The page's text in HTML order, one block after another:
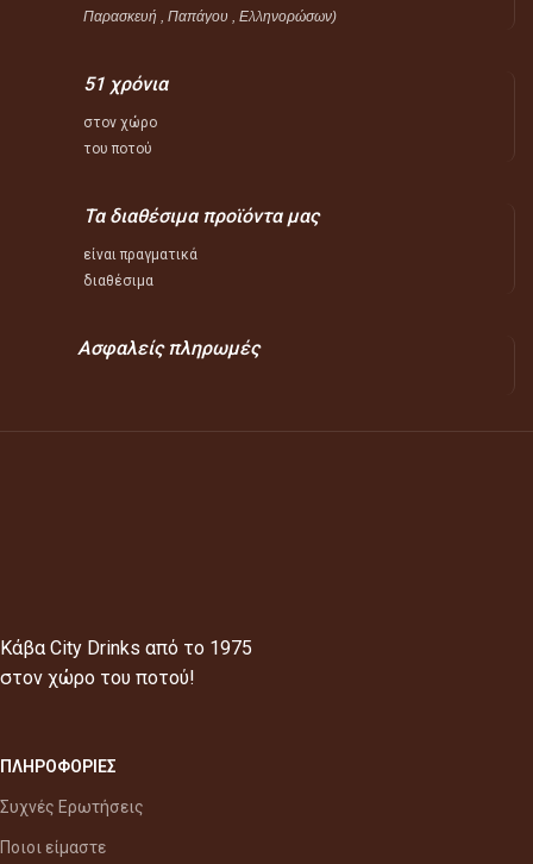
Παρασκευή , Παπάγου , Ελληνορώσων)
51 χρόνια
στον χώρο
του ποτού
Τα διαθέσιμα προϊόντα μας
είναι πραγματικά
διαθέσιμα
Ασφαλείς πληρωμές
Κάβα City Drinks από το 1975
στον χώρο του ποτού!
ΠΛΗΡΟΦΟΡΙΕΣ
Συχνές Ερωτήσεις
Ποιοι είμαστε